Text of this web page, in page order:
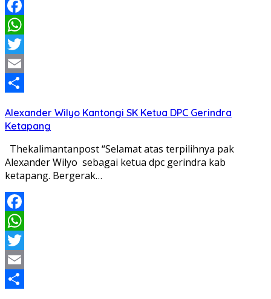
Facebook
WhatsApp
Twitter
Email
Alexander Wilyo Kantongi SK Ketua DPC Gerindra
Ketapang
Thekalimantanpost “Selamat atas terpilihnya pak
Alexander Wilyo sebagai ketua dpc gerindra kab
ketapang. Bergerak…
Facebook
WhatsApp
Twitter
Email